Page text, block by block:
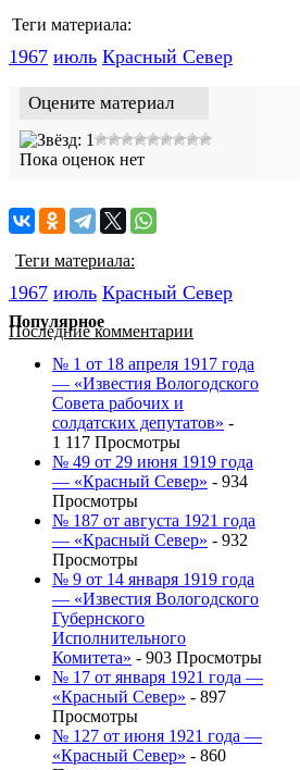
Теги материала:
1967 июль Красный Cевер
Оцените материал
Пока оценок нет
Теги материала:
1967 июль Красный Cевер
Последние комментарии
Популярное
№ 1 от 18 апреля 1917 года
— «Известия Вологодского
Совета рабочих и
солдатских депутатов» -
1 117 Просмотры
№ 49 от 29 июня 1919 года
— «Красный Север» - 934
Просмотры
№ 187 от августа 1921 года
— «Красный Север» - 932
Просмотры
№ 9 от 14 января 1919 года
— «Известия Вологодского
Губернского
Исполнительного
Комитета» - 903 Просмотры
№ 17 от января 1921 года —
«Красный Север» - 897
Просмотры
№ 127 от июня 1921 года —
«Красный Север» - 860